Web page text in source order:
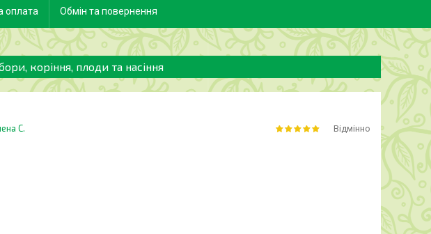
оплата Обмін та повернення
коріння, плоди та насіння
С. Відмінно